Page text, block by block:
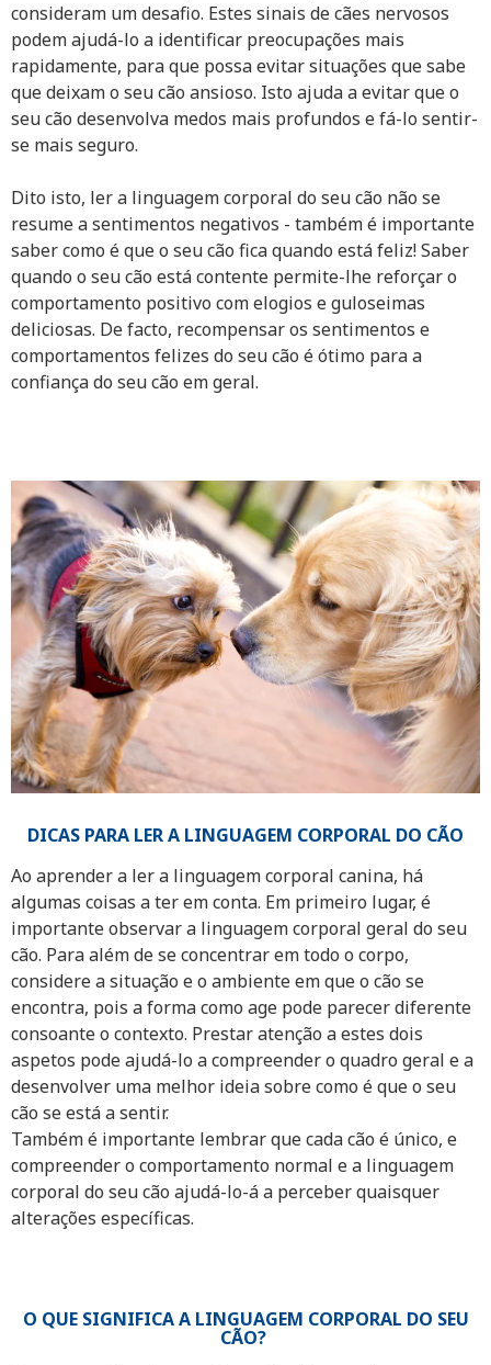
consideram um desafio. Estes sinais de cães nervosos
podem ajudá-lo a identificar preocupações mais
rapidamente, para que possa evitar situações que sabe
que deixam o seu cão ansioso. Isto ajuda a evitar que o
seu cão desenvolva medos mais profundos e fá-lo sentir-
se mais seguro.
Dito isto, ler a linguagem corporal do seu cão não se
resume a sentimentos negativos - também é importante
saber como é que o seu cão fica quando está feliz! Saber
quando o seu cão está contente permite-lhe reforçar o
comportamento positivo com elogios e guloseimas
deliciosas. De facto, recompensar os sentimentos e
comportamentos felizes do seu cão é ótimo para a
confiança do seu cão em geral.
DICAS PARA LER A LINGUAGEM CORPORAL DO CÃO
Ao aprender a ler a linguagem corporal canina, há
algumas coisas a ter em conta. Em primeiro lugar, é
importante observar a linguagem corporal geral do seu
cão. Para além de se concentrar em todo o corpo,
considere a situação e o ambiente em que o cão se
encontra, pois a forma como age pode parecer diferente
consoante o contexto. Prestar atenção a estes dois
aspetos pode ajudá-lo a compreender o quadro geral e a
desenvolver uma melhor ideia sobre como é que o seu
cão se está a sentir.
Também é importante lembrar que cada cão é único, e
compreender o comportamento normal e a linguagem
corporal do seu cão ajudá-lo-á a perceber quaisquer
alterações específicas.
O QUE SIGNIFICA A LINGUAGEM CORPORAL DO SEU
CÃO?